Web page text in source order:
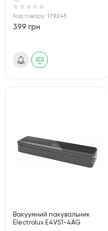
Код товару: 179245
399 грн
Вакуумний пакувальник
Electrolux E4VS1-4AG